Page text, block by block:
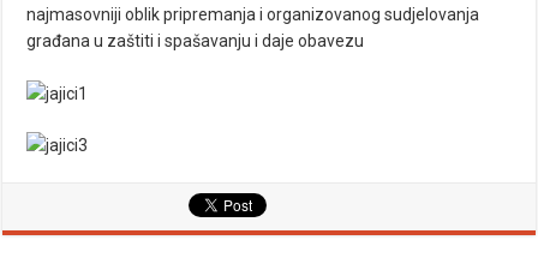
najmasovniji oblik pripremanja i organizovanog sudjelovanja
građana u zaštiti i spašavanju i daje obavezu